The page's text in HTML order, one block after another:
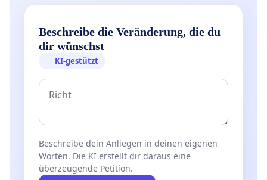
Beschreibe die Veränderung, die du
dir wünschst
KI-gestützt
Beschreibe dein Anliegen in deinen eigenen
Worten. Die KI erstellt dir daraus eine
überzeugende Petition.